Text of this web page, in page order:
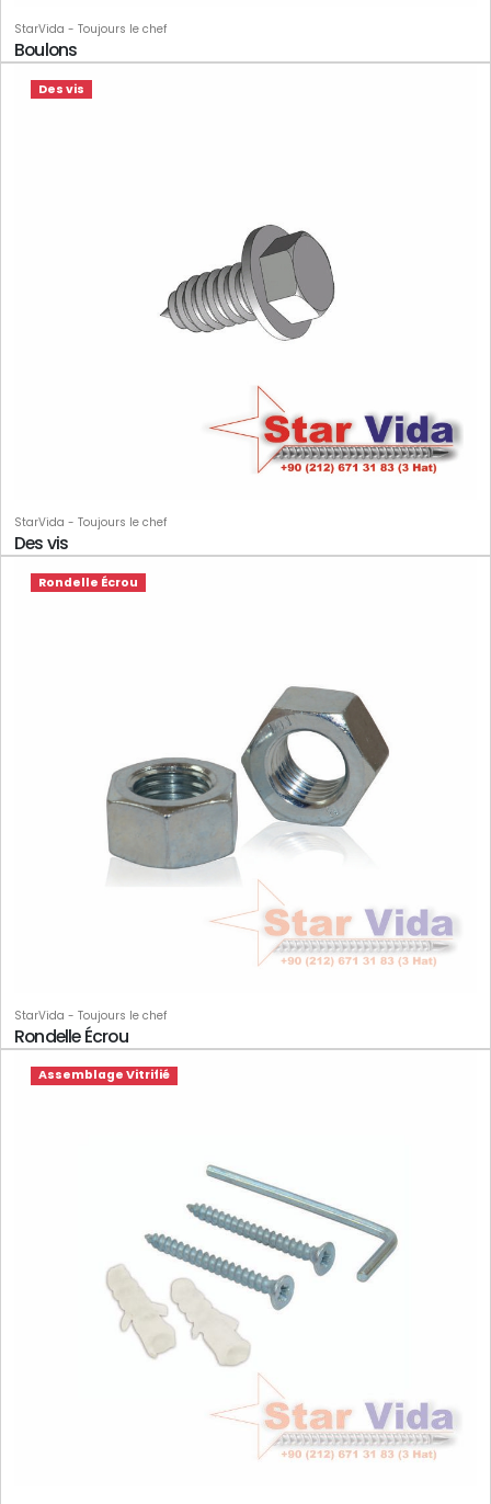
StarVida - Toujours le chef
Boulons
Des vis
StarVida - Toujours le chef
Des vis
Rondelle Écrou
StarVida - Toujours le chef
Rondelle Écrou
Assemblage Vitrifié